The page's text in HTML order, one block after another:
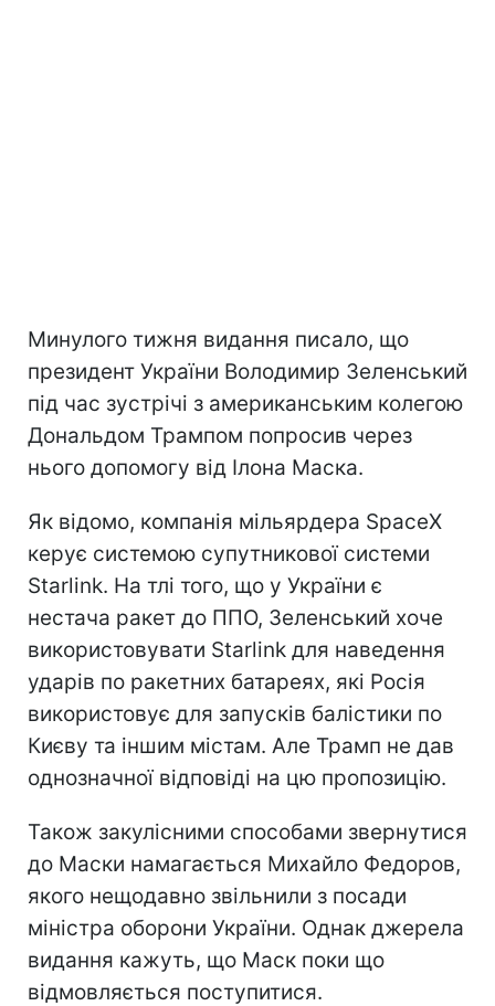
Минулого тижня видання писало, що
президент України Володимир Зеленський
під час зустрічі з американським колегою
Дональдом Трампом попросив через
нього допомогу від Ілона Маска.
Як відомо, компанія мільярдера SpaceX
керує системою супутникової системи
Starlink. На тлі того, що у України є
нестача ракет до ППО, Зеленський хоче
використовувати Starlink для наведення
ударів по ракетних батареях, які Росія
використовує для запусків балістики по
Києву та іншим містам. Але Трамп не дав
однозначної відповіді на цю пропозицію.
Також закулісними способами звернутися
до Маски намагається Михайло Федоров,
якого нещодавно звільнили з посади
міністра оборони України. Однак джерела
видання кажуть, що Маск поки що
відмовляється поступитися.